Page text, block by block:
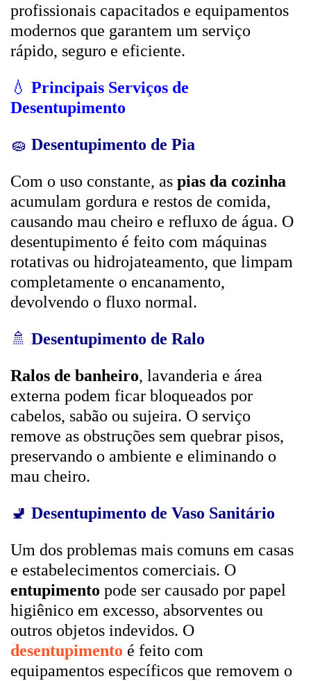
profissionais capacitados e equipamentos
modernos que garantem um serviço
rápido, seguro e eficiente.
💧 Principais Serviços de
Desentupimento
🧽 Desentupimento de Pia
Com o uso constante, as pias da cozinha
acumulam gordura e restos de comida,
causando mau cheiro e refluxo de água. O
desentupimento é feito com máquinas
rotativas ou hidrojateamento, que limpam
completamente o encanamento,
devolvendo o fluxo normal.
🚿 Desentupimento de Ralo
Ralos de banheiro, lavanderia e área
externa podem ficar bloqueados por
cabelos, sabão ou sujeira. O serviço
remove as obstruções sem quebrar pisos,
preservando o ambiente e eliminando o
mau cheiro.
🚽 Desentupimento de Vaso Sanitário
Um dos problemas mais comuns em casas
e estabelecimentos comerciais. O
entupimento pode ser causado por papel
higiênico em excesso, absorventes ou
outros objetos indevidos. O
desentupimento é feito com
equipamentos específicos que removem o